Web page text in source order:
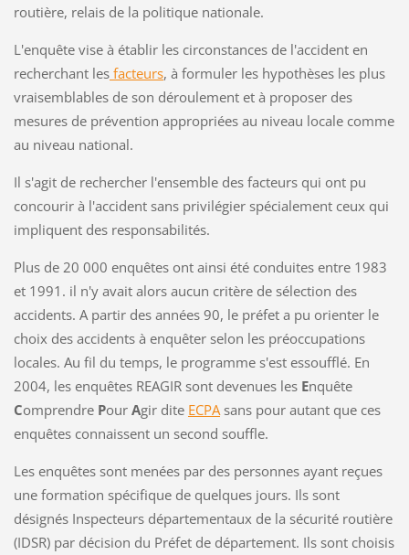
routière, relais de la politique nationale.
L'enquête vise à établir les circonstances de l'accident en
recherchant lesfacteurs, à formuler les hypothèses les plus
vraisemblables de son déroulement et à proposer des
mesures de prévention appropriées au niveau locale comme
au niveau national.
Il s'agit de rechercher l'ensemble des facteurs qui ont pu
concourir à l'accident sans privilégier spécialement ceux qui
impliquent des responsabilités.
Plus de 20 000 enquêtes ont ainsi été conduites entre 1983
et 1991. il n'y avait alors aucun critère de sélection des
accidents. A partir des années 90, le préfet a pu orienter le
choix des accidents à enquêter selon les préoccupations
locales. Au fil du temps, le programme s'est essoufflé. En
2004, les enquêtes REAGIR sont devenues les Enquête
Comprendre Pour Agir dite ECPAsans pour autant que ces
enquêtes connaissent un second souffle.
Les enquêtes sont menées par des personnes ayant reçues
une formation spécifique de quelques jours. Ils sont
désignés Inspecteurs départementaux de la sécurité routière
(IDSR) par décision du Préfet de département. Ils sont choisis